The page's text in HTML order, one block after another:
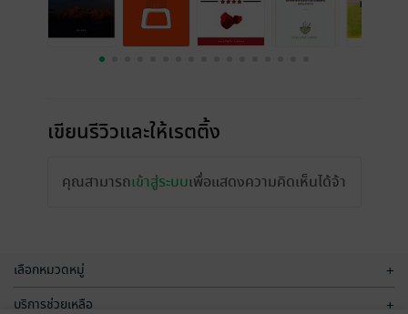
เขียนรีวิวและให้เรตติ้ง
คุณสามารถเข้าสู่ระบบเพื่อแสดงความคิดเห็นได้จ้า
เลือกหมวดหมู่ +
บริการช่วยเหลือ +